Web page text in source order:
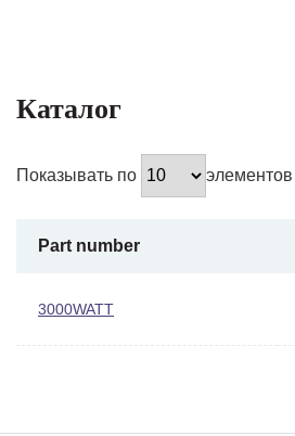
Каталог
Показывать по элементов
Part number
3000WATT